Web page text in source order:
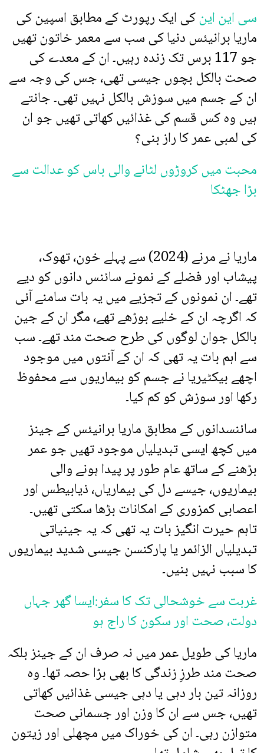
سی این اینکی ایک رپورٹ کے مطابق اسپین کی
ماریا برانیئس دنیا کی سب سے معمر خاتون تھیں
جو 117 برس تک زندہ رہیں۔ ان کے معدے کی
صحت بالکل بچوں جیسی تھی، جس کی وجہ سے
ان کے جسم میں سوزش بالکل نہیں تھی۔ جانتے
ہیں وہ کس قسم کی غذائیں کھاتی تھیں جو ان
کی لمبی عمر کا راز بنی؟
محبت میں کروڑوں لٹانے والی باس کو عدالت سے
بڑا جھٹکا
ماریا نے مرنے (2024) سے پہلے خون، تھوک،
پیشاب اور فضلے کے نمونے سائنس دانوں کو دیے
تھے۔ ان نمونوں کے تجزیے میں یہ بات سامنے آئی
کہ اگرچہ ان کے خلیے بوڑھے تھے، مگر ان کے جین
بالکل جوان لوگوں کی طرح صحت مند تھے۔ سب
سے اہم بات یہ تھی کہ ان کے آنتوں میں موجود
اچھے بیکٹیریا نے جسم کو بیماریوں سے محفوظ
رکھا اور سوزش کو کم کیا۔
سائنسدانوں کے مطابق ماریا برانیئس کے جینز
میں کچھ ایسی تبدیلیاں موجود تھیں جو عمر
بڑھنے کے ساتھ عام طور پر پیدا ہونے والی
بیماریوں، جیسے دل کی بیماریاں، ذیابیطس اور
اعصابی کمزوری کے امکانات بڑھا سکتی تھیں۔
تاہم حیرت انگیز بات یہ تھی کہ یہ جینیاتی
تبدیلیاں الزائمر یا پارکنسن جیسی شدید بیماریوں
کا سبب نہیں بنیں۔
غربت سے خوشحالی تک کا سفر:ایسا گھر جہاں
دولت، صحت اور سکون کا راج ہو
ماریا کی طویل عمر میں نہ صرف ان کے جینز بلکہ
صحت مند طرزِ زندگی کا بھی بڑا حصہ تھا۔ وہ
روزانہ تین بار دہی یا دہی جیسی غذائیں کھاتی
تھیں، جس سے ان کا وزن اور جسمانی صحت
متوازن رہی۔ ان کی خوراک میں مچھلی اور زیتون